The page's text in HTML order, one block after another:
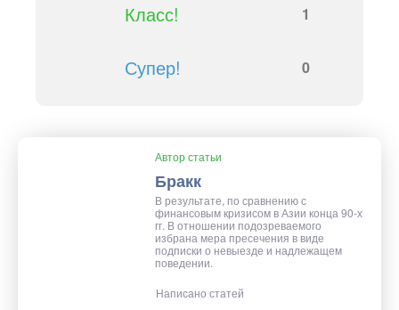
Класс! 1
Супер! 0
Автор статьи
Бракк
В результате, по сравнению с
финансовым кризисом в Азии конца 90-х
гг. В отношении подозреваемого
избрана мера пресечения в виде
подписки о невыезде и надлежащем
поведении.
Написано статей